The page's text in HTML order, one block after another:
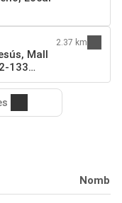
Mall
133
2.37 km
Nombre